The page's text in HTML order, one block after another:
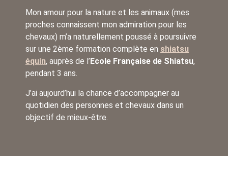
Mon amour pour la nature et les animaux (mes
proches connaissent mon admiration pour les
chevaux) m’a naturellement poussé à poursuivre
sur une 2ème formation complète en shiatsu
équin, auprès de l’ Ecole Française de Shiatsu,
pendant 3 ans.
J’ai aujourd’hui la chance d’accompagner au
quotidien des personnes et chevaux dans un
objectif de mieux-être.